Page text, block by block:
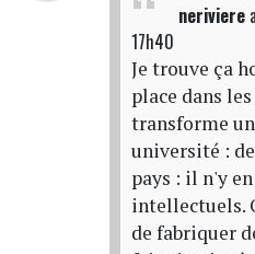
neriviere
17h40
Je trouve ça
place dans
transforme
université :
pays : il n'y
intellectuels.
de fabriquer